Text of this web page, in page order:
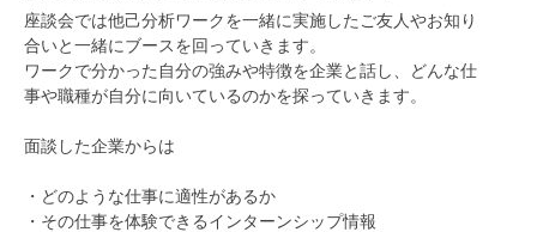
座談会では他己分析ワークを一緒に実施したご友人やお知り
合いと一緒にブースを回っていきます。
ワークで分かった自分の強みや特徴を企業と話し、どんな仕
事や職種が自分に向いているのかを探っていきます。
面談した企業からは
・どのような仕事に適性があるか
・その仕事を体験できるインターンシップ情報